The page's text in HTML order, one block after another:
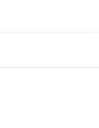
运行可靠，从未
寿命设计。